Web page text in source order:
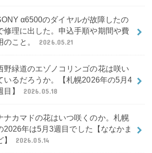
α6500のダイヤルが故障したの
修理に出した。申込手順や期間や費
のこと。
2026.05.21
野緑道のエゾノコリンゴの花は咲い
いるだろうか。【札幌2026年の5月4
目】
2026.05.18
ナカマドの花はいつ咲くのか。札幌
2026年は5月3週目でした【ななかま
】
2026.05.14